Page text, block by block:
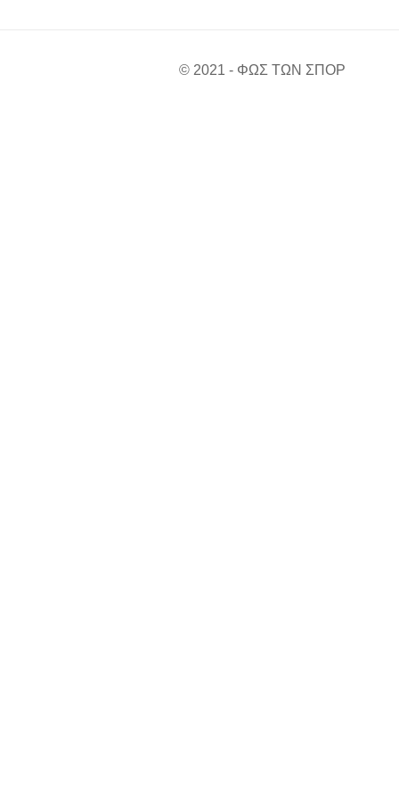
© 2021 - ΦΩΣ ΤΩΝ ΣΠΟΡ